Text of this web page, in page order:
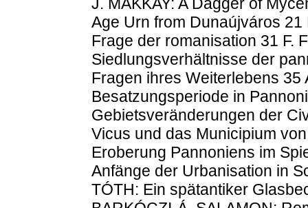
Age Urn from Dunaújváros
Frage der romanisation 31 F.
Siedlungsverhältnisse der
Fragen ihres Weiterlebens 35
Besatzungsperiode in
Gebietsveränderungen der
Vicus und das Municipium
Eroberung Pannoniens im
Anfänge der Urbanisation in
TÓTH: Ein spätantiker